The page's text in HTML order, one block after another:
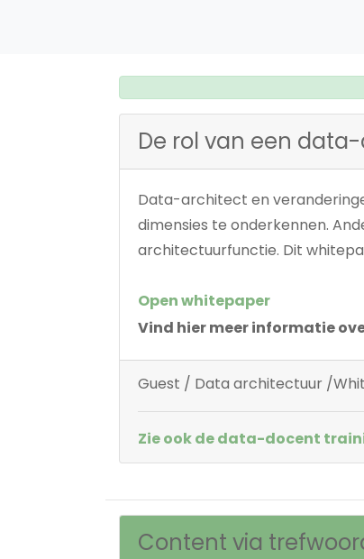
De rol van een
Data-architect en
dimensies te onderkennen.
architectuurfunctie. Dit
Open whitepaper
Vind hier meer informatie
Guest / Data architectuur /
Zie ook de data-docent
Content via